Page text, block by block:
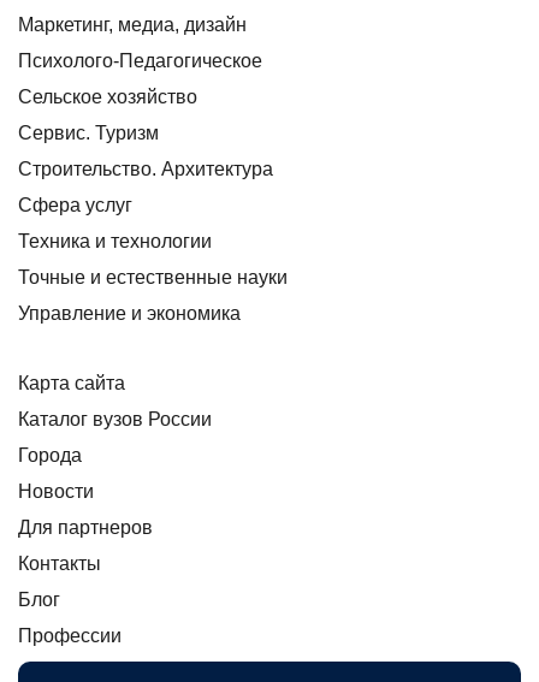
Маркетинг, медиа, дизайн
Психолого-Педагогическое
Сельское хозяйство
Сервис. Туризм
Строительство. Архитектура
Сфера услуг
Техника и технологии
Точные и естественные науки
Управление и экономика
Карта сайта
Каталог вузов России
Города
Новости
Для партнеров
Контакты
Блог
Профессии